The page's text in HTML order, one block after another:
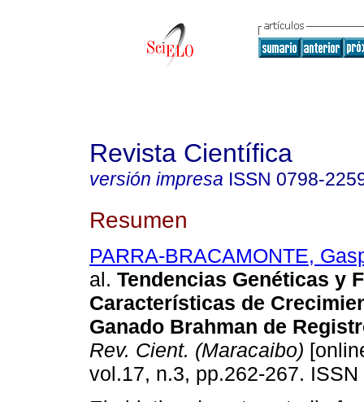
Revista Científica
versión impresa ISSN 0798-
Resumen
PARRA-BRACAMONTE,
al. Tendencias Genéticas y
Características de
Ganado Brahman de
Rev. Cient. (Maracaibo)
vol.17, n.3, pp.262-267.